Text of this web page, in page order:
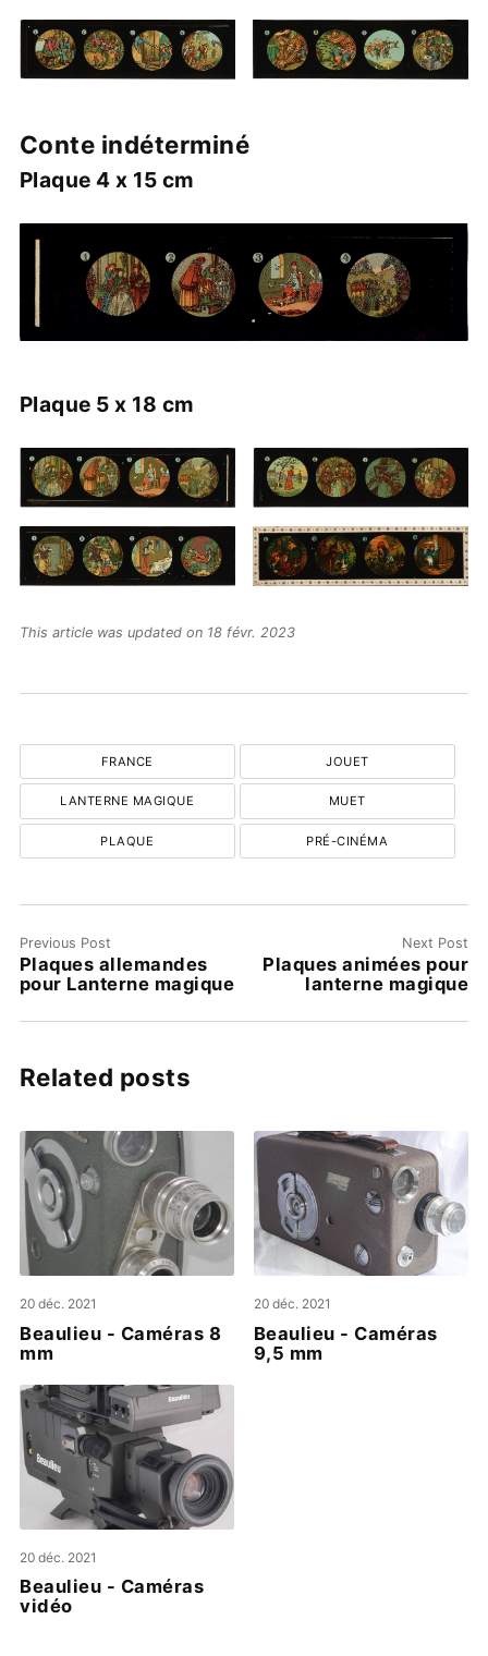
Conte indéterminé
Plaque 4 x 15 cm
Plaque 5 x 18 cm
This article was updated on 18 févr. 2023
FRANCE JOUET
LANTERNE MAGIQUE MUET
PLAQUE PRÉ-CINÉMA
Previous Post
Plaques allemandes
pour Lanterne magique
Next Post
Plaques animées pour
lanterne magique
Related posts
20 déc. 2021
Beaulieu - Caméras 8
mm
20 déc. 2021
Beaulieu - Caméras
9,5 mm
20 déc. 2021
Beaulieu - Caméras
vidéo